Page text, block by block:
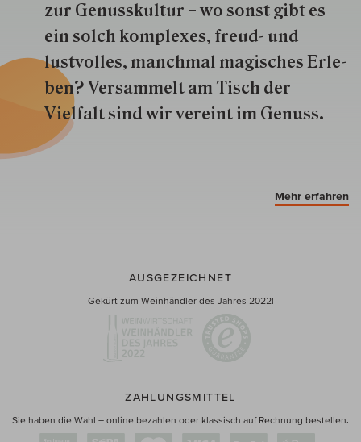
zur Genuss­kultur – wo sonst gibt es
ein solch kom­plexes, freud- und
lustvolles, manchmal ma­gisch­es Er­le­
ben? Versammelt am Tisch der
Vielfalt sind wir ver­eint im Genuss.
Mehr erfahren
AUSGEZEICHNET
Gekürt zum Weinhändler des Jahres 2022!
ZAHLUNGSMITTEL
Sie haben die Wahl – online bezahlen oder klassisch auf Rechnung bestellen.